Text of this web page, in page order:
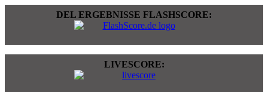
DEL ERGEBNISSE FLASHSCORE:
LIVESCORE: